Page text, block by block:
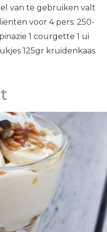
van te gebruiken valt
voor 4 pers: 250-
1 courgette 1 ui
125gr kruidenkaas